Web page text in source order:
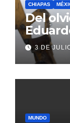
CHIAPAS
Del
con
3 DE
MUNDO